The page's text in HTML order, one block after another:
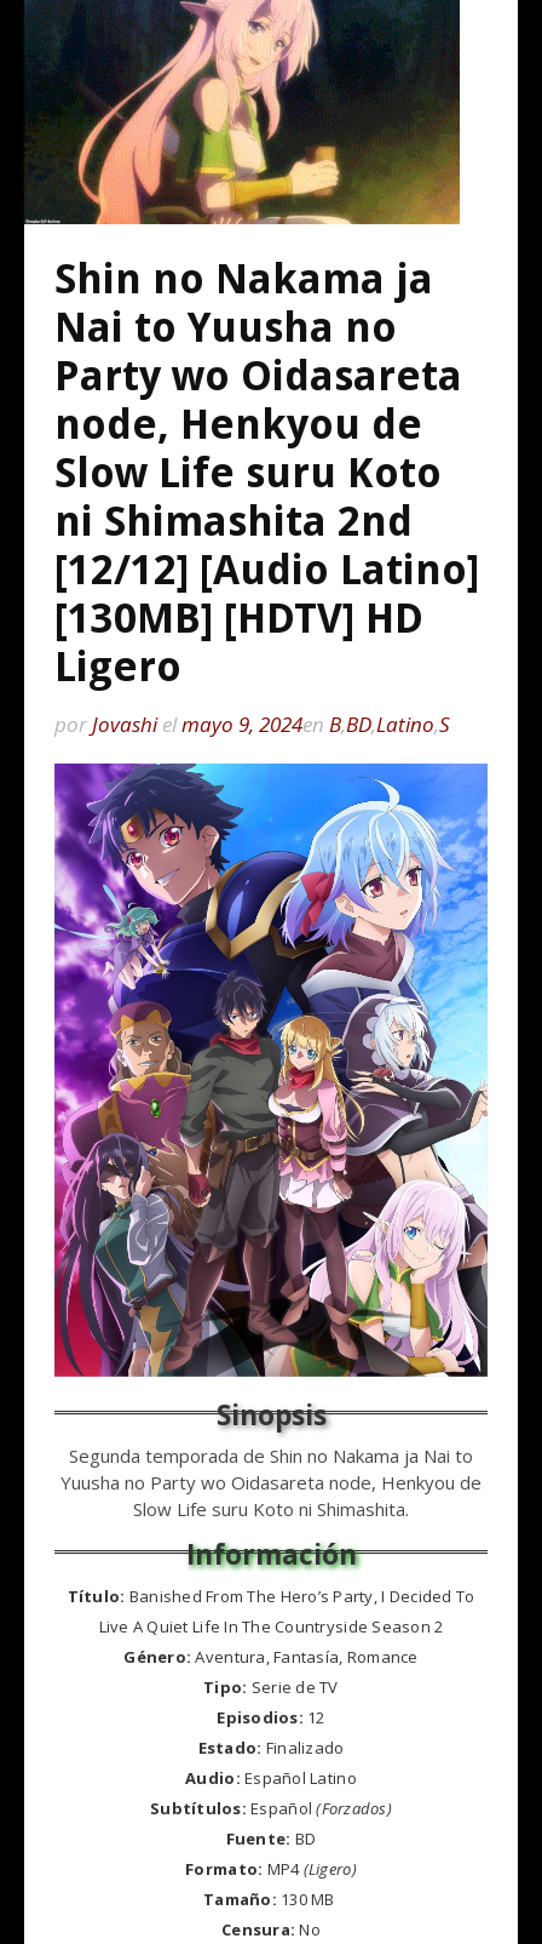
Shin no Nakama ja
Nai to Yuusha no
Party wo Oidasareta
node, Henkyou de
Slow Life suru Koto
ni Shimashita 2nd
[12/12] [Audio Latino]
[130MB] [HDTV] HD
Ligero
porJovashielmayo 9, 2024en B,BD,Latino,S
Segunda temporada de Shin no Nakama ja Nai to
Yuusha no Party wo Oidasareta node, Henkyou de
Slow Life suru Koto ni Shimashita.
Título: Banished From The Hero’s Party, I Decided To
Live A Quiet Life In The Countryside Season 2
Género:Aventura, Fantasía, Romance
Tipo: Serie de TV
Episodios: 12
Estado: Finalizado
Audio:Español Latino
Subtítulos:Español(Forzados)
Fuente: BD
Formato: MP4(Ligero)
Tamaño: 130 MB
Censura:No